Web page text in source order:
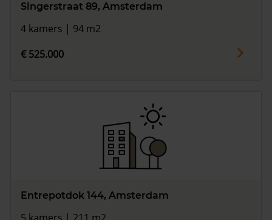
Singerstraat 89, Amsterdam
4 kamers | 94 m2
€ 525.000
Entrepotdok 144, Amsterdam